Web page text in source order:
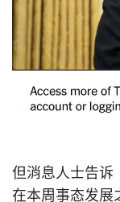
但消息人士告诉
在本周事态发展